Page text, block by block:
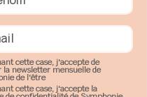
cette case, j'accepte de
la newsletter mensuelle de
de l'être
cette case, j'accepte la